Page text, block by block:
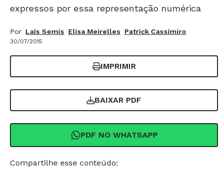
expressos por essa representação numérica
Por Laís Semis Elisa Meirelles Patrick Cassimiro
30/07/2015
IMPRIMIR
BAIXAR PDF
PDF NO WHATSAPP
Compartilhe esse conteúdo: